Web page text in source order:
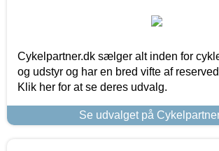
Cykelpartner.dk sælger alt inden for
og udstyr og har en bred vifte af
Klik her for at se deres udvalg.
Se udvalget på